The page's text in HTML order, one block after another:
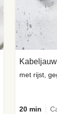
met rijst,
20 min